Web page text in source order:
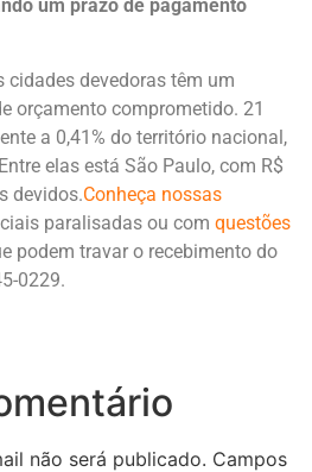
um prazo de pagamento
cidades devedoras têm um
orçamento comprometido. 21
a 0,41% do território nacional,
elas está São Paulo, com R$
devidos.Conheça nossas
paralisadas ou com questões
podem travar o recebimento do
0229.
não será publicado. Campos